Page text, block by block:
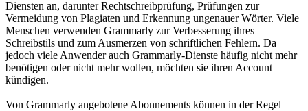
Diensten an, darunter Rechtschreibprüfung, Prüfungen zur
Vermeidung von Plagiaten und Erkennung ungenauer Wörter. Viele
Menschen verwenden Grammarly zur Verbesserung ihres
Schreibstils und zum Ausmerzen von schriftlichen Fehlern. Da
jedoch viele Anwender auch Grammarly-Dienste häufig nicht mehr
benötigen oder nicht mehr wollen, möchten sie ihren Account
kündigen.
Von Grammarly angebotene Abonnements können in der Regel